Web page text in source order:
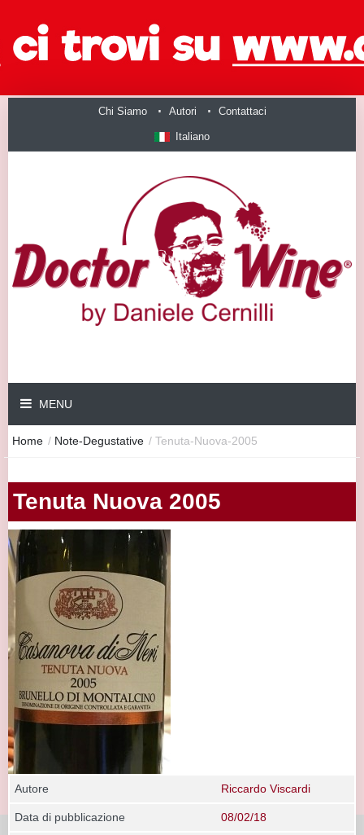
Chi Siamo Autori Contattaci
Italiano
MENU
Home / Note-Degustative / Tenuta-Nuova-2005
Tenuta Nuova 2005
Autore Riccardo Viscardi
Data di pubblicazione 08/02/18